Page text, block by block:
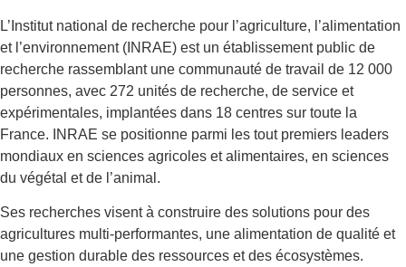
L’Institut national de recherche pour l’agriculture, l’alimentation
et l’environnement (INRAE) est un établissement public de
recherche rassemblant une communauté de travail de 12 000
personnes, avec 272 unités de recherche, de service et
expérimentales, implantées dans 18 centres sur toute la
France. INRAE se positionne parmi les tout premiers leaders
mondiaux en sciences agricoles et alimentaires, en sciences
du végétal et de l’animal.
Ses recherches visent à construire des solutions pour des
agricultures multi-performantes, une alimentation de qualité et
une gestion durable des ressources et des écosystèmes.